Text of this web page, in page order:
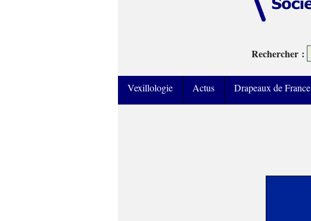
Rechercher :
Vexillologie Actus Drapeaux de France